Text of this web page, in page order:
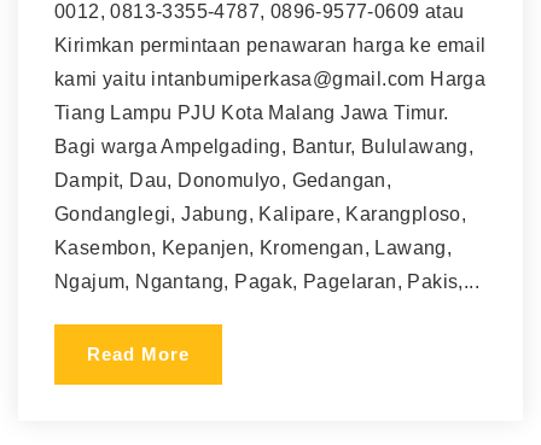
0012, 0813-3355-4787, 0896-9577-0609 atau
Kirimkan permintaan penawaran harga ke email
kami yaitu intanbumiperkasa@gmail.com Harga
Tiang Lampu PJU Kota Malang Jawa Timur.
Bagi warga Ampelgading, Bantur, Bululawang,
Dampit, Dau, Donomulyo, Gedangan,
Gondanglegi, Jabung, Kalipare, Karangploso,
Kasembon, Kepanjen, Kromengan, Lawang,
Ngajum, Ngantang, Pagak, Pagelaran, Pakis,...
Read More